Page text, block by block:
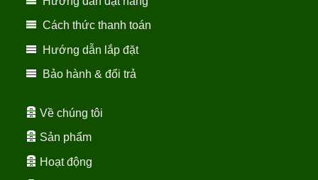
Cách thức thanh toán
Hướng dẫn lắp đặt
Bảo hành & đổi trả
Về chúng tôi
Sản phẩm
Hoạt động